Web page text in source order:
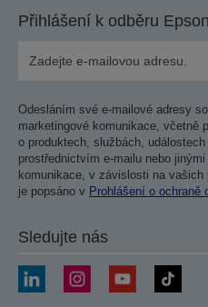
Přihlášení k odběru
Odesláním své e-mailové adresy
marketingové komunikace, včetně
o produktech, službách,
prostřednictvím e-mailu nebo
komunikace, v závislosti na
je popsáno v Prohlášení o ochraně
Sledujte nás